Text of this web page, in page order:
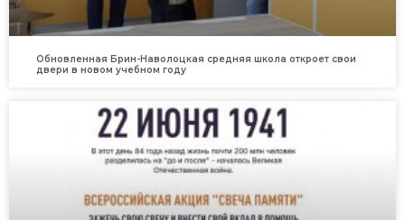
Обновленная Брин-Наволоцкая средняя школа откроет свои
двери в новом учебном году